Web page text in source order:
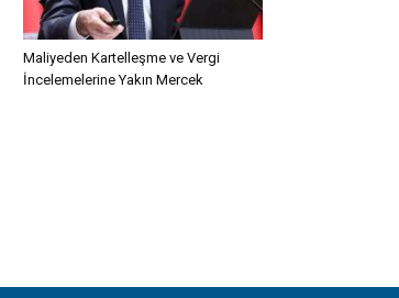
Maliyeden Kartelleşme ve Vergi
İncelemelerine Yakın Mercek